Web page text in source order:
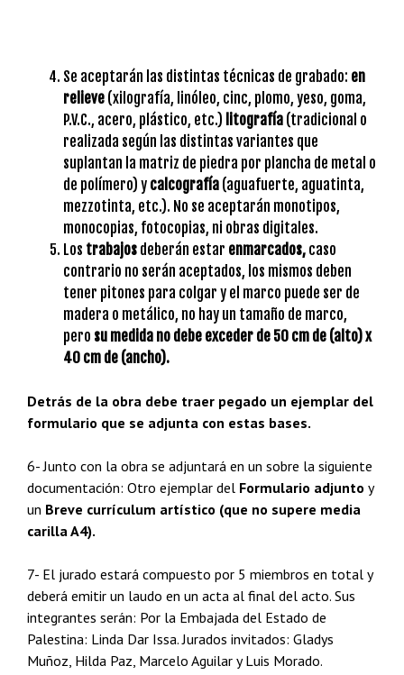
Se aceptarán las distintas técnicas de grabado: en
relieve (xilografía, linóleo, cinc, plomo, yeso, goma,
P.V.C., acero, plástico, etc.) litografía (tradicional o
realizada según las distintas variantes que
suplantan la matriz de piedra por plancha de metal o
de polímero) y calcografía (aguafuerte, aguatinta,
mezzotinta, etc.). No se aceptarán monotipos,
monocopias, fotocopias, ni obras digitales.
Los trabajos deberán estar enmarcados, caso
contrario no serán aceptados, los mismos deben
tener pitones para colgar y el marco puede ser de
madera o metálico, no hay un tamaño de marco,
pero su medida no debe exceder de 50 cm de (alto) x
40 cm de (ancho).
Detrás de la obra debe traer pegado un ejemplar del
formulario que se adjunta con estas bases.
6- Junto con la obra se adjuntará en un sobre la siguiente
documentación: Otro ejemplar del Formulario adjunto y
un Breve currículum artístico (que no supere media
carilla A4).
7- El jurado estará compuesto por 5 miembros en total y
deberá emitir un laudo en un acta al final del acto. Sus
integrantes serán: Por la Embajada del Estado de
Palestina: Linda Dar Issa. Jurados invitados: Gladys
Muñoz, Hilda Paz, Marcelo Aguilar y Luis Morado.